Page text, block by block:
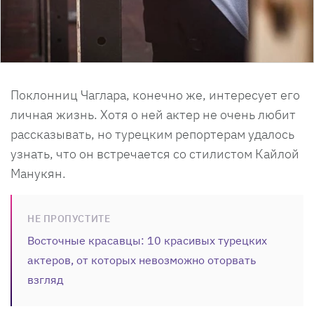
Поклонниц Чаглара, конечно же, интересует его
личная жизнь. Хотя о ней актер не очень любит
рассказывать, но турецким репортерам удалось
узнать, что он встречается со стилистом Кайлой
Манукян.
НЕ ПРОПУСТИТЕ
Восточные красавцы: 10 красивых турецких
актеров, от которых невозможно оторвать
взгляд